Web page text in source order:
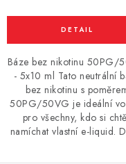
Báze bez nikotinu 50PG/
- 5x10 ml Tato neutrální
bez nikotinu s
50PG/50VG je ideální
pro všechny, kdo si
namíchat vlastní e-liquid.